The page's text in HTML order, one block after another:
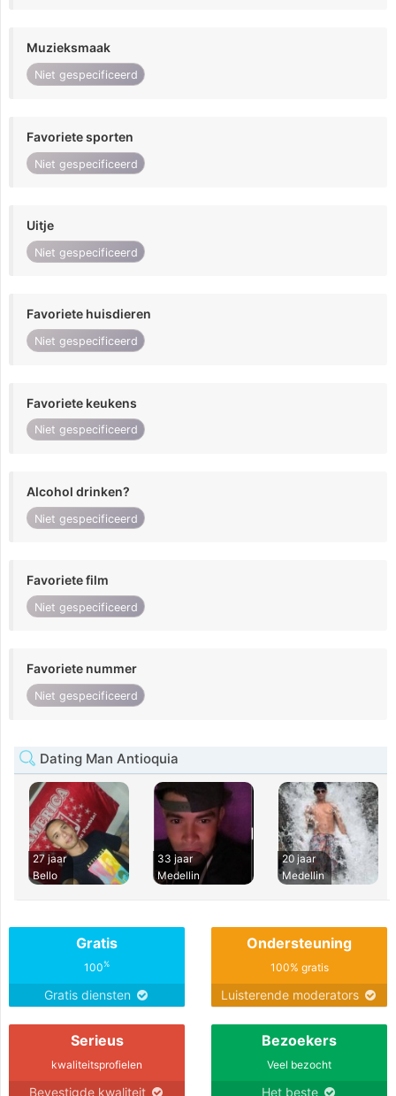
Muzieksmaak
Niet gespecificeerd
Favoriete sporten
Niet gespecificeerd
Uitje
Niet gespecificeerd
Favoriete huisdieren
Niet gespecificeerd
Favoriete keukens
Niet gespecificeerd
Alcohol drinken?
Niet gespecificeerd
Favoriete film
Niet gespecificeerd
Favoriete nummer
Niet gespecificeerd
Dating Man Antioquia
27 jaar
Bello
33 jaar
Medellin
20 jaar
Medellin
Gratis
100%
Gratis diensten
Ondersteuning
100% gratis
Luisterende moderators
Serieus
kwaliteitsprofielen
Bevestigde kwaliteit
Bezoekers
Veel bezocht
Het beste